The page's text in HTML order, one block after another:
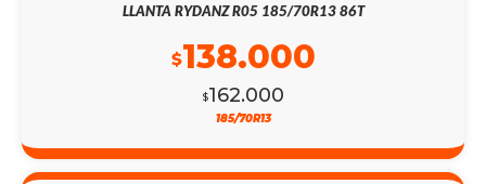
LLANTA RYDANZ R05 185/70R13 86T
$162.000
$138.000
185/70R13